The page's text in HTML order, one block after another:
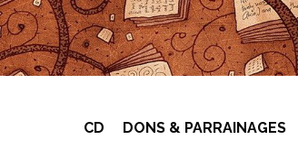
CD DONS & PARRAINAGES